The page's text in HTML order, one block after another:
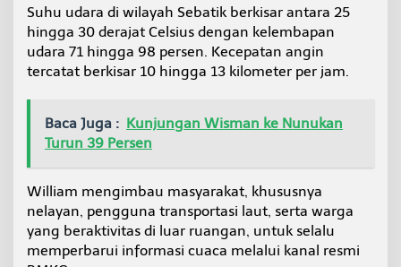
Suhu udara di wilayah Sebatik berkisar antara 25
hingga 30 derajat Celsius dengan kelembapan
udara 71 hingga 98 persen. Kecepatan angin
tercatat berkisar 10 hingga 13 kilometer per jam.
Baca Juga : Kunjungan Wisman ke Nunukan
Turun 39 Persen
William mengimbau masyarakat, khususnya
nelayan, pengguna transportasi laut, serta warga
yang beraktivitas di luar ruangan, untuk selalu
memperbarui informasi cuaca melalui kanal resmi